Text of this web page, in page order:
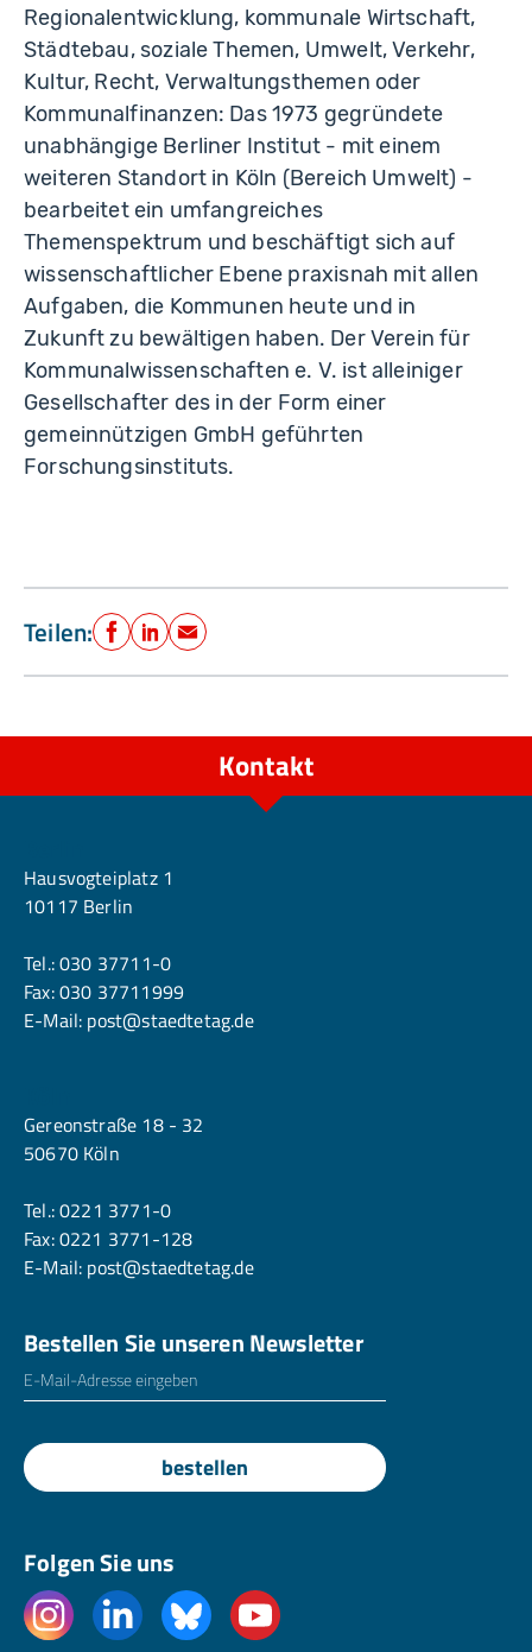
Regionalentwicklung, kommunale Wirtschaft,
Städtebau, soziale Themen, Umwelt, Verkehr,
Kultur, Recht, Verwaltungsthemen oder
Kommunalfinanzen: Das 1973 gegründete
unabhängige Berliner Institut - mit einem
weiteren Standort in Köln (Bereich Umwelt) -
bearbeitet ein umfangreiches
Themenspektrum und beschäftigt sich auf
wissenschaftlicher Ebene praxisnah mit allen
Aufgaben, die Kommunen heute und in
Zukunft zu bewältigen haben. Der Verein für
Kommunalwissenschaften e. V. ist alleiniger
Gesellschafter des in der Form einer
gemeinnützigen GmbH geführten
Forschungsinstituts.
Teilen: Facebook
LinkedIn
E-Mail
Kontakt
Hausvogteiplatz 1
10117 Berlin
Tel.:030 37711-0
Fax: 030 37711999
E-Mail: post@staedtetag.de
Gereonstraße 18 - 32
50670 Köln
Tel.:0221 3771-0
Fax: 0221 3771-128
E-Mail: post@staedtetag.de
Bestellen Sie unseren Newsletter
E-Mailadresse
bestellen
Folgen Sie uns